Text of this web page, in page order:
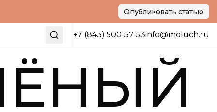
Опубликовать статью
+7 (843) 500-57-53info@moluch.ru